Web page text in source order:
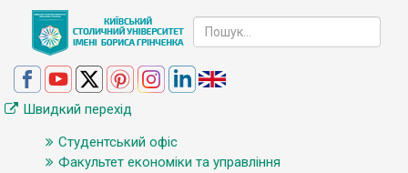
Швидкий перехід
Студентський офіс
Факультет економіки та управління